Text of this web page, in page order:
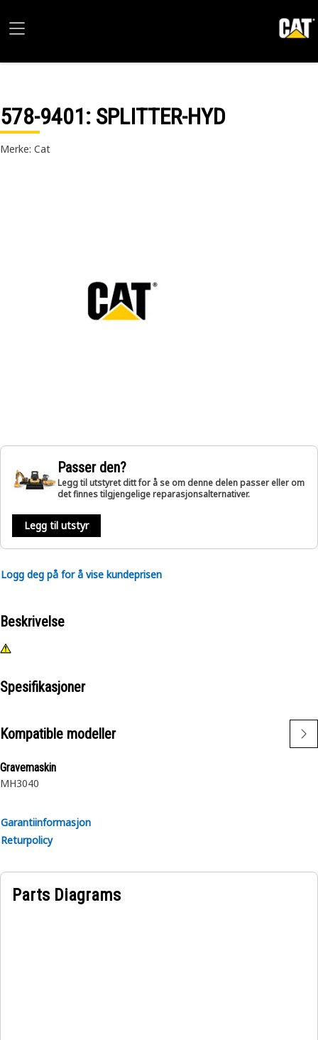
578-9401: SPLITTER-HYD
Merke: Cat
Passer den?
Legg til utstyret ditt for å se om denne delen passer eller om
det finnes tilgjengelige reparasjonsalternativer.
Legg til utstyr
Logg deg på for å vise kundeprisen
Beskrivelse
Spesifikasjoner
Kompatible modeller
Gravemaskin
MH3040
Garantiinformasjon
Returpolicy
Parts Diagrams